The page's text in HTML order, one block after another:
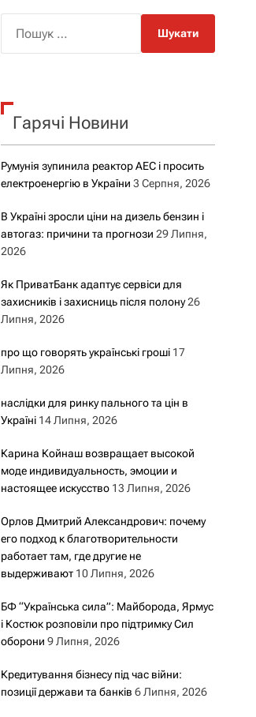
р
о
у
к
Гарячі Новини
Румунія зупинила реактор АЕС і просить
електроенергію в України 3 Серпня, 2026
В Україні зросли ціни на дизель бензин і
автогаз: причини та прогнози 29 Липня,
2026
Як ПриватБанк адаптує сервіси для
захисників і захисниць після полону 26
Липня, 2026
про що говорять українські гроші 17
Липня, 2026
наслідки для ринку пального та цін в
Україні 14 Липня, 2026
Карина Койнаш возвращает высокой
моде индивидуальность, эмоции и
настоящее искусство 13 Липня, 2026
Орлов Дмитрий Александрович: почему
его подход к благотворительности
работает там, где другие не
выдерживают 10 Липня, 2026
БФ “Українська сила”: Майборода, Ярмус
і Костюк розповіли про підтримку Сил
оборони 9 Липня, 2026
Кредитування бізнесу під час війни:
позиції держави та банків 6 Липня, 2026